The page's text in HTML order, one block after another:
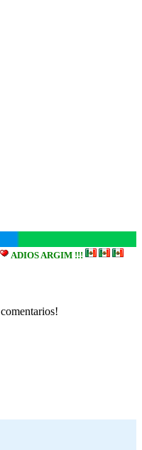
ADIOS ARGIM !!!